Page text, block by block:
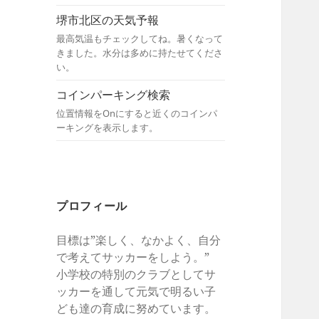
堺市北区の天気予報
最高気温もチェックしてね。暑くなって
きました。水分は多めに持たせてくださ
い。
コインパーキング検索
位置情報をOnにすると近くのコインパ
ーキングを表示します。
プロフィール
目標は”楽しく、なかよく、自分
で考えてサッカーをしよう。”
小学校の特別のクラブとしてサ
ッカーを通して元気で明るい子
ども達の育成に努めています。